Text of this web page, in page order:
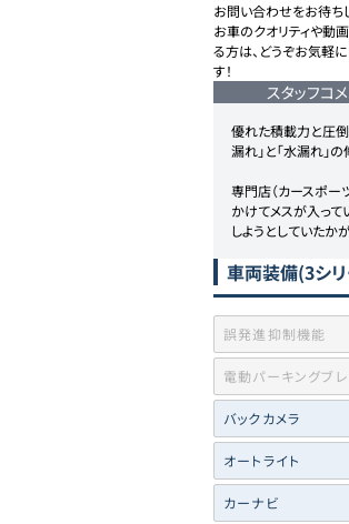
お問い合わせをお待ち
お車のクオリティや動
る方は、どうぞお気軽
す！
スタッフコ
優れた積載力と圧倒
漏れ」と「水漏れ」
専門店（カースポー
かけてメスが入って
しようとしていたか
車両装備(3シ
誤発進抑制機能
電動パーキングブ
バックカメラ
オートライト
カーナビ